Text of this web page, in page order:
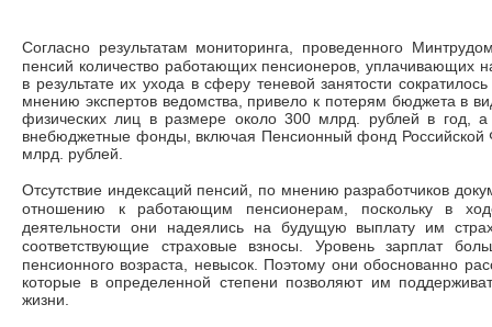
Согласно результатам мониторинга, проведенного
пенсий количество работающих пенсионеров, уплачивающих
в результате их ухода в сферу теневой занятости
мнению экспертов ведомства, привело к потерям бюджета в
физических лиц в размере около 300 млрд. рублей в год,
внебюджетные фонды, включая Пенсионный фонд
млрд. рублей.
Отсутствие индексаций пенсий, по мнению разработчиков
отношению к работающим пенсионерам, поскольку в
деятельности они надеялись на будущую выплату им
соответствующие страховые взносы. Уровень зарплат
пенсионного возраста, невысок. Поэтому они обоснованно
которые в определенной степени позволяют им п
жизни.